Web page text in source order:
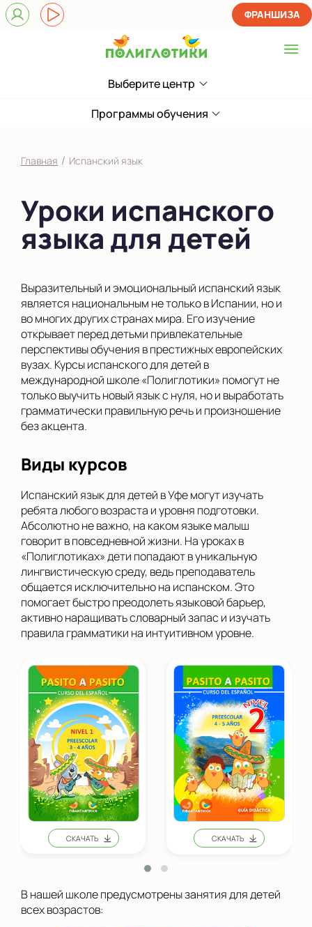
Выберите центр
Выберите центр
на Бакалинской
ФРАНШИЗА
Программы обучения
Главная / Испанский язык
Уроки испанского
языка для детей
Выразительный и эмоциональный испанский язык
является национальным не только в Испании, но и
во многих других странах мира. Его изучение
открывает перед детьми привлекательные
перспективы обучения в престижных европейских
вузах. Курсы испанского для детей в
международной школе «Полиглотики» помогут не
только выучить новый язык с нуля, но и выработать
грамматически правильную речь и произношение
без акцента.
Виды курсов
Испанский язык для детей в Уфе могут изучать
ребята любого возраста и уровня подготовки.
Абсолютно не важно, на каком языке малыш
говорит в повседневной жизни. На уроках в
«Полиглотиках» дети попадают в уникальную
лингвистическую среду, ведь преподаватель
общается исключительно на испанском. Это
помогает быстро преодолеть языковой барьер,
активно наращивать словарный запас и изучать
правила грамматики на интуитивном уровне.
В нашей школе предусмотрены занятия для детей
всех возрастов: